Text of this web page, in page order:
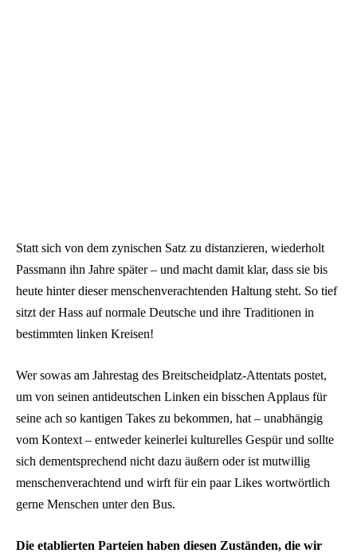
Statt sich von dem zynischen Satz zu distanzieren, wiederholt
Passmann ihn Jahre später – und macht damit klar, dass sie bis
heute hinter dieser menschenverachtenden Haltung steht. So tief
sitzt der Hass auf normale Deutsche und ihre Traditionen in
bestimmten linken Kreisen!
Wer sowas am Jahrestag des Breitscheidplatz-Attentats postet,
um von seinen antideutschen Linken ein bisschen Applaus für
seine ach so kantigen Takes zu bekommen, hat – unabhängig
vom Kontext – entweder keinerlei kulturelles Gespür und sollte
sich dementsprechend nicht dazu äußern oder ist mutwillig
menschenverachtend und wirft für ein paar Likes wortwörtlich
gerne Menschen unter den Bus.
Die etablierten Parteien haben diesen Zuständen, die wir